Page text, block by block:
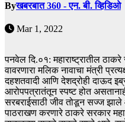
Byखबरबात 360 - एन. बी. व्हिडिओ
Mar 1, 2022
पनवेल दि.०१: महाराष्ट्रातील
वावरणारा मलिक नावाचा मंत्री
दहशतवादी आणि देशद्रोही दाऊद
आरोपपत्रातंतून स्पष्ट होत
सरबराईसाठी जीव तोडून सज्ज
पाठराखण करणारे ठाकरे सरकार